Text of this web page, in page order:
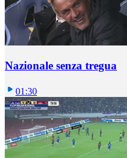
Nazionale senza tregua
01:30